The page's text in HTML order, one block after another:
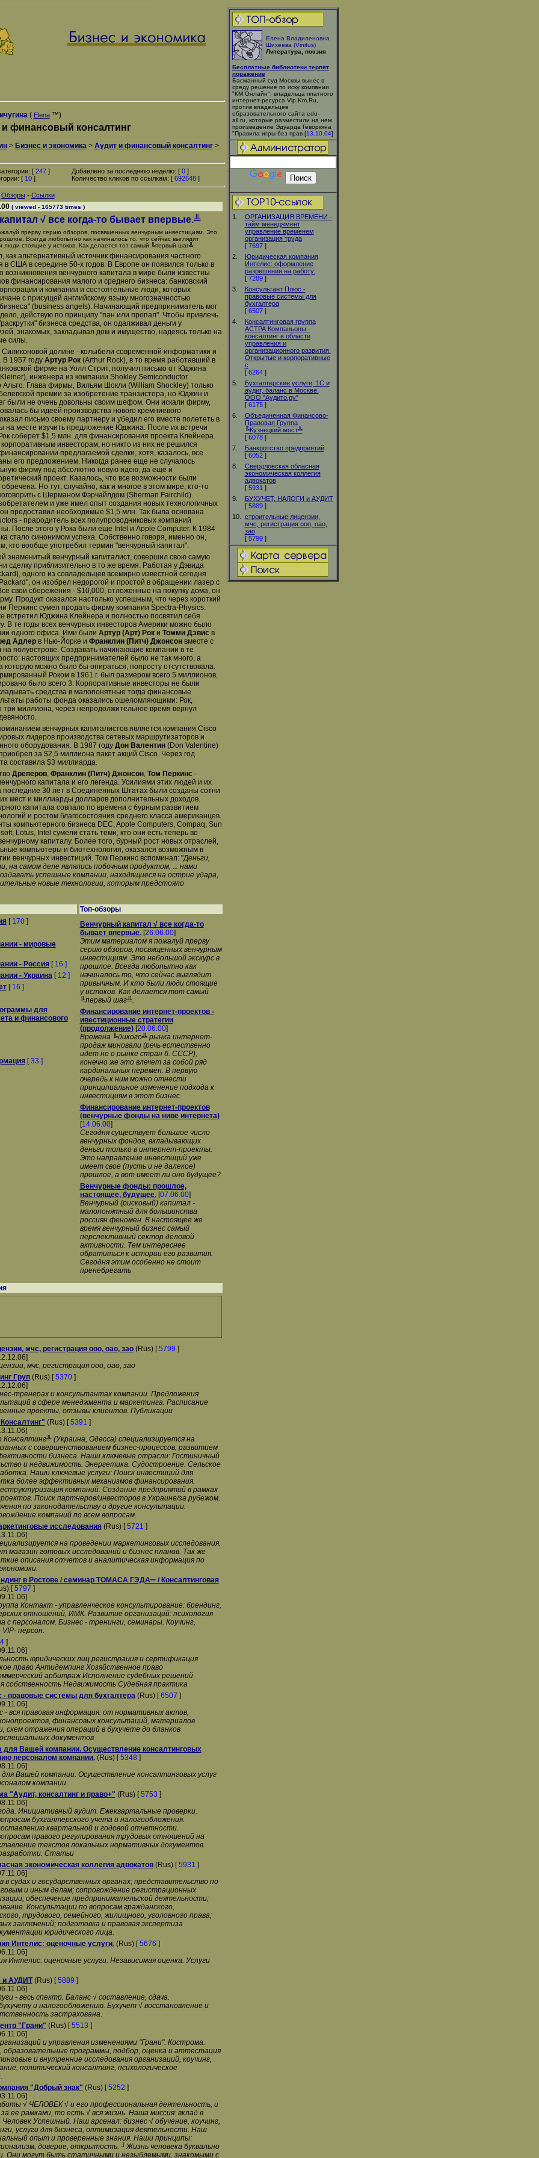
Елена Владиленовна
Шихеева (Vinitus)
Литература, поэзия
Бесплатные библиотеки терпят
поражение
Басманный суд Москвы вынес в
среду решение по иску компании
"КМ Онлайн", владельца платного
интернет-ресурса Vip.Km.Ru,
против владельцев
образовательного сайта edu-
all.ru, которые разместили на нем
произведение Эдуарда Геворкяна
"Правила игры без прав [13.10.04]
1.
ОРГАНИЗАЦИЯ ВРЕМЕНИ -
тайм менеджмент
управление временем
организация труда
[ 7697]
2.
Юридическая компания
Интелис: оформление
разрешения на работу.
[ 7289]
3.
Консультант Плюс -
правовые системы для
бухгалтера
[ 6507]
4.
Консалтинговая группа
АСТРА Компаньоны -
консалтинг в области
управления и
организационного развития.
Открытые и корпоративные
с
[ 6264]
5.
Бухгалтерские услуги, 1С и
аудит, баланс в Москве.
ООО "Аудито.ру"
[ 6175]
6.
Объединенная Финансово-
Правовая Группа
╚Кузнецкий мост╩
[ 6078]
7.
Банкротство предприятий
[ 6052]
8.
Свердловская обласная
экономическая коллегия
адвокатов
[ 5931 ]
9.
БУХУЧЕТ, НАЛОГИ и АУДИТ
[ 5889]
10.
строительные лицензии,
мчс, регистрация ооо, оао,
зао
[ 5799]
( Elena™)
и финансовый консалтинг
> Бизнес и экономика> Аудит и финансовый консалтинг>
[ 247]
[ 10]
Добавлено за последнюю неделю: [ 0]
Количество кликов по ссылкам: [ 692648]
Обзоры - Ссылки
( viewed - 165773 times )
√ все когда-то бывает впервые.╩
прерву серию обзоров, посвященных венчурным инвестициям. Это
Всегда любопытно как начиналось то, что сейчас выглядит
люди стоящие у истоков. Как делается тот самый ╚первый шаг╩.
как альтернативный источник финансирования частного
в США в середине 50-х годов. В Европе он появился только в
возникновения венчурного капитала в мире были известны
финансирования малого и среднего бизнеса: банковский
и компании и состоятельные люди, которых
с присущей английскому языку многозначностью
(business angels). Начинающий предприниматель мог
дело, действую по принципу "пан или пропал". Чтобы привлечь
бизнеса средства, он одалживал деньги у
знакомых, закладывал дом и имущество, надеясь только на
силы.
Силиконовой долине - колыбели современной информатики и
В 1957 году Артур Рок(Arthur Rock), в то время работавший в
фирме на Уолл Стрит, получил письмо от Юджина
инженера из компании Shokley Semiconductor
Альто. Глава фирмы, Вильям Шокли (William Shockley) только
премии за изобретение транзистора, но Юджин и
были не очень довольны своим шефом. Они искали фирму,
бы идеей производства нового кремниевого
письмо своему партнеру и убедил его вместе полететь в
на месте изучить предложение Юджина. После их встречи
соберет $1,5 млн. для финансирования проекта Клейнера.
корпоративным инвесторам, но никто из них не решился
предлагаемой сделки, хотя, казалось, все
его предложением. Никогда ранее еще не случалось
фирму под абсолютно новую идею, да еще и
проект. Казалось, что все возможности были
Но тут, случайно, как и многое в этом мире, кто-то
с Шерманом Фэрчайлдом (Sherman Fairchild).
и уже имел опыт создания новых технологичных
предоставил необходимые $1,5 млн. Так была основана
- прародитель всех полупроводниковых компаний
После этого у Рока были еще Intel и Apple Computer. К 1984
стало синонимом успеха. Собственно говоря, именно он,
кто вообще употребил термин "венчурный капитал".
знаменитый венчурный капиталист, совершил свою самую
сделку приблизительно в то же время. Работая у Дэвида
одного из совладельцев всемирно известной сегодня
он изобрел недорогой и простой в обращении лазер с
свои сбережения - $10,000, отложенные на покупку дома, он
Продукт оказался настолько успешным, что через короткий
Перкинс сумел продать фирму компании Spectra-Physics.
встретил Юджина Клейнера и полностью посвятил себя
В те годы всех венчурных инвесторов Америки можно было
одного офиса. Ими были Артур (Арт) Роки Томми Дэвисв
Адлерв Нью-Йорке и Франклин (Питч) Джонсонвместе с
на полуострове. Создавать начинающие компании в те
настоящих предпринимателей было не так много, а
которую можно было бы опираться, попросту отсутствовала.
Роком в 1961 г. был размером всего 5 миллионов,
было всего 3. Корпоративные инвесторы не были
средства в малопонятные тогда финансовые
работы фонда оказались ошеломляющими: Рок,
три миллиона, через непродолжительное время вернул
венчурных капиталистов является компания Cisco
лидеров производства сетевых маршрутизаторов и
оборудования. В 1987 году Дон Валентин(Don Valentine)
за $2,5 миллиона пакет акций Cisco. Через год
составила $3 миллиарда.
Дреперов, Франклин (Питч) Джонсон, Том Перкинс-
капитала и его легенда. Усилиями этих людей и их
последние 30 лет в Соединенных Штатах были созданы сотни
мест и миллиарды долларов дополнительных доходов.
капитала совпало по времени с бурным развитием
и ростом благосостояния среднего класса американцев.
компьютерного бизнеса DEC, Apple Computers, Compaq, Sun
Lotus, Intel сумели стать теми, кто они есть теперь во
капиталу. Более того, бурный рост новых отраслей,
компьютеры и биотехнология, оказался возможным в
венчурных инвестиций. Том Перкинс вспоминал: "Деньги,
на самом деле являлись побочным продуктом, ... нами
успешные компании, находящиеся на острие удара,
новые технологии, которым предстояло
Топ-обзоры
[ 170]
- мировые
- Россия[ 16 ]
- Украина[ 12 ]
[ 16 ]
для
и финансового
[33 ]
Венчурный капитал √ все когда-то
бывает впервые.[26.06.00]
Этим материалом я пожалуй прерву
серию обзоров, посвященных венчурным
инвестициям. Это небольшой экскурс в
прошлое. Всегда любопытно как
начиналось то, что сейчас выглядит
привычным. И кто были люди стоящие
у истоков. Как делается тот самый
╚первый шаг╩.
Финансирование интернет-проектов -
ивестиционные стратегии
(продолжение)[20.06.00]
Времена ╚дикого╩ рынка интернет-
продаж миновали (речь естественно
идет не о рынке стран б. СССР),
конечно же это влечет за собой ряд
кардинальных перемен. В первую
очередь к ним можно отнести
принципиальное изменение подхода к
инвестициям в этот бизнес.
Финансирование интернет-проектов
(венчурные фонды на ниве интернета)
[14.06.00]
Сегодня существует большое число
венчурных фондов, вкладывающих
деньги только в интернет-проекты.
Это направление инвестиций уже
имеет свое (пусть и не далекое)
прошлое, а вот имеет ли оно будущее?
Венчурные фонды: прошлое,
настоящее, будущее.[07.06.00]
Венчурный (рисковый) капитал -
малопонятный для большинства
россиян феномен. В настоящее же
время венчурный бизнес самый
перспективный сектор деловой
активности. Тем интереснее
обратиться к истории его развития.
Сегодня этим особенно не стоит
пренебрегать
мчс, регистрация ооо, оао, зао(Rus) [5799 ]
мчс, регистрация ооо, оао, зао
Груп(Rus) [5370]
тренерах и консультантах компании. Предложения
в сфере менеджмента и маркетинга. Расписание
проекты, отзывы клиентов. Публикации
(Rus) [5391 ]
(Украина, Одесса) специализируется на
с совершенствованием бизнес-процессов, развитием
бизнеса. Наши ключевые отрасли: Гостиничный
и недвижимость. Энергетика. Судостроение. Сельское
Наши ключевые услуги: Поиск инвестиций для
более эффективных механизмов финансирования.
компаний. Создание предприятий в рамках
Поиск партнеров/инвесторов в Украине/за рубежом.
по законодательству и другие консультации.
компаний по всем вопросам.
исследования(Rus) [5721 ]
на проведении маркетинговых исследования.
магазин готовых исследований и бизнес планов. Так же
описания отчетов и аналитическая информация по
в Ростове / семинар ТОМАСА ГЭДА═ / Консалтинговая
[5797 ]
Контакт - управленческое консультирование: брендинг,
отношений, ИМК. Развитие организаций: психология
с персоналом. Бизнес - тренинги, семинары. Коучинг,
персон.
]
юридических лиц регистрация и сертификация
право Антидемпинг Хозяйственное право
арбитраж Исполнение судебных решений
собственность Недвижимость Судебная практика
- правовые системы для бухгалтера(Rus) [6507 ]
вся правовая информация: от нормативных актов,
финансовых консультаций, материалов
схем отражения операций в бухучете до бланков
документов
для Вашей компании. Осуществление консалтинговых
персоналом компании.(Rus) [5348 ]
Вашей компании. Осуществление консалтинговых услуг
компании.
"Аудит, консалтинг и право+" (Rus) [5753 ]
Инициативный аудит. Ежеквартальные проверки.
бухгалтерского учета и налогообложения.
квартальной и годовой отчетности.
правого регулирования трудовых отношений на
текстов локальных нормативных документов.
Статьи
экономическая коллегия адвокатов(Rus) [5931 ]
судах и государственных органах; представительство по
и иным делам; сопровождение регистрационных
обеспечение предпринимательской деятельности;
Консультации по вопросам гражданского,
трудового, семейного, жилищного, уголовного права;
заключений; подготовка и правовая экспертиза
юридического лица.
Интелис: оценочные услуги.(Rus) [5676 ]
Интелис: оценочные услуги. Независимая оценка. Услуги
и АУДИТ(Rus) [5889 ]
- весь спектр. Баланс √ составление, сдача.
и налогообложению. Бухучет √ восстановление и
застрахована.
"Грани" (Rus) [5513 ]
и управления изменениями "Грани". Кострома.
образовательные программы, подбор, оценка и аттестация
и внутренние исследования организаций, коучинг,
политический консалтинг, психологическое
"Добрый знак" (Rus) [5252 ]
√ ЧЕЛОВЕК √ и его профессиональная деятельность, и
ее рамками, то есть √ вся жизнь. Наша миссия: вклад в
Успешный. Наш арсенал: бизнес √ обучение, коучинг,
услуги для бизнеса, оптимизация деятельности. Наш
опыт и проверенные знания. Наши принципы:
доверие, открытость. ┘Жизнь человека буквально
Они могут быть статичными и незыблемыми, знакомыми с